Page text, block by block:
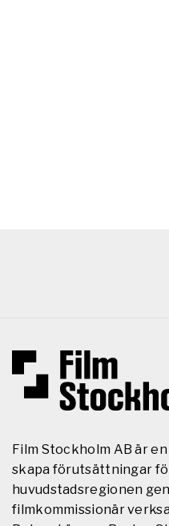
Film Stockholm AB är
skapa förutsättningar
huvudstadsregionen
filmkommissionär